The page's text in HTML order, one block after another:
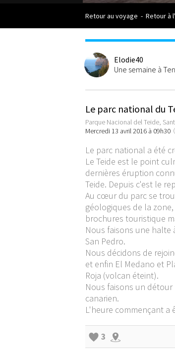
Retour au voyage - Retour à
Elodie40
Une semaine à
Le parc national du
Parque Nacional del Teide,
Mercredi 13 avril 2016 à 09h30
Le parc national a été
Le Teide est le point
dernières éruption
Teide. Depuis c'est le
Au cœur du parc se
géologiques de la
brochures touristique
Nous faisons une
San Pedro.
Nous décidons de
et enfin El Medano et
Roja (volcan éteint).
Nous faisons un
canarien.
L'heure commençant a
3